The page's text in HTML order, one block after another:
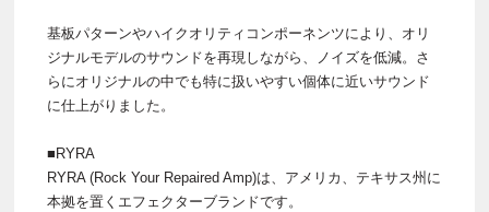
基板パターンやハイクオリティコンポーネンツにより、オリ
ジナルモデルのサウンドを再現しながら、ノイズを低減。さ
らにオリジナルの中でも特に扱いやすい個体に近いサウンド
に仕上がりました。
■RYRA
RYRA (Rock Your Repaired Amp)は、アメリカ、テキサス州に
本拠を置くエフェクターブランドです。